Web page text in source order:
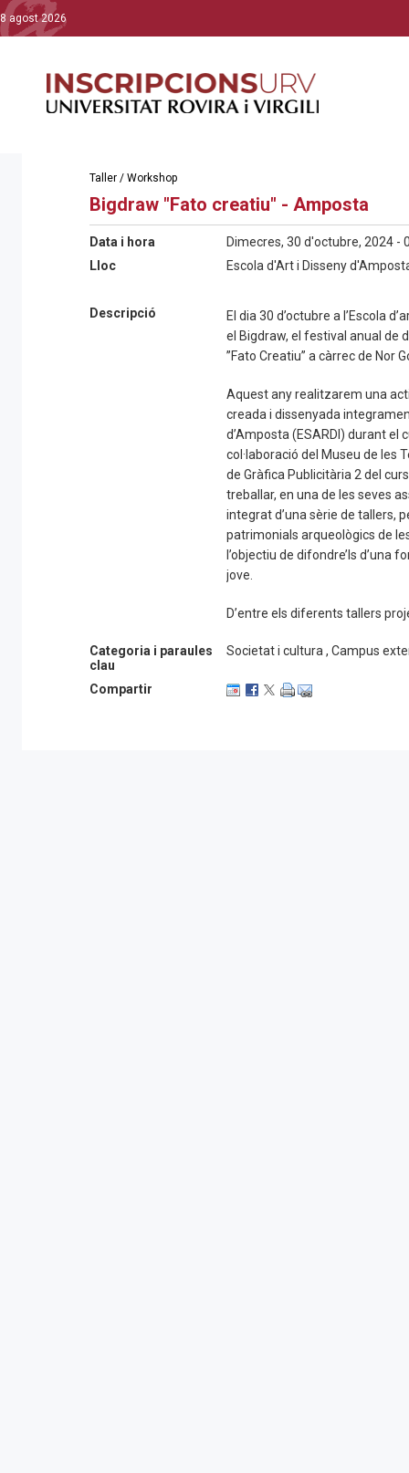
8 agost 2026
Taller / Workshop
Bigdraw "Fato creatiu" - Amposta
Data i hora
Dimecres, 30 d'octubre, 2024 -
Lloc
Escola d'Art i Disseny
Descripció
El dia 30 d’octubre a l’Escola
el Bigdraw, el festival anual de
”Fato Creatiu” a càrrec de Nor
Aquest any realitzarem una
creada i dissenyada
d’Amposta (ESARDI) durant el
col·laboració del Museu de les
de Gràfica Publicitària 2 del
treballar, en una de les seves
integrat d’una sèrie de tallers,
patrimonials arqueològics de
l’objectiu de difondre’ls d’una
jove.
D’entre els diferents tallers
ens endisarem en el món de
la prehistòria fins a l’edat
Categoria i paraules
clau
Societat i cultura , Campus
Compartir